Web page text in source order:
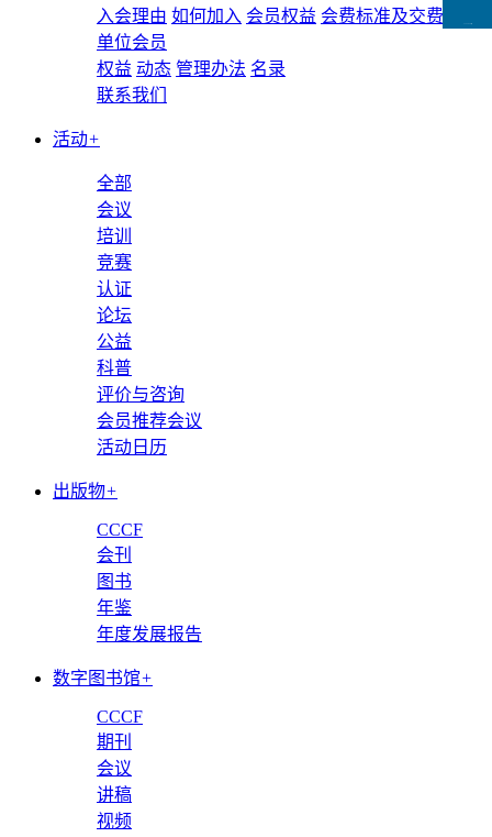
入会理由 如何加入 会员权益 会费标准及交费方式
单位会员
权益 动态 管理办法 名录
联系我们
活动+
全部
会议
培训
竞赛
认证
论坛
公益
科普
评价与咨询
会员推荐会议
活动日历
出版物+
CCCF
会刊
图书
年鉴
年度发展报告
数字图书馆+
CCCF
期刊
会议
讲稿
视频